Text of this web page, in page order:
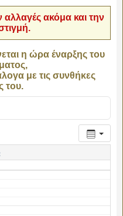
ακόμα και την
η ώρα έναρξης του
με τις συνθήκες
του.